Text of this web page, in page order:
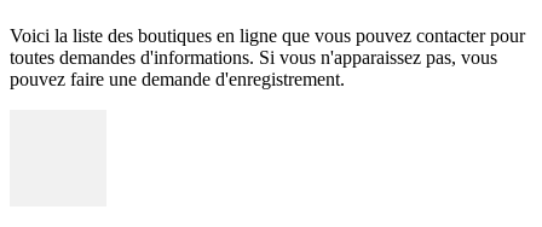
Voici la liste des boutiques en ligne que vous pouvez contacter pour
toutes demandes d'informations. Si vous n'apparaissez pas, vous
pouvez faire une demande d'enregistrement.